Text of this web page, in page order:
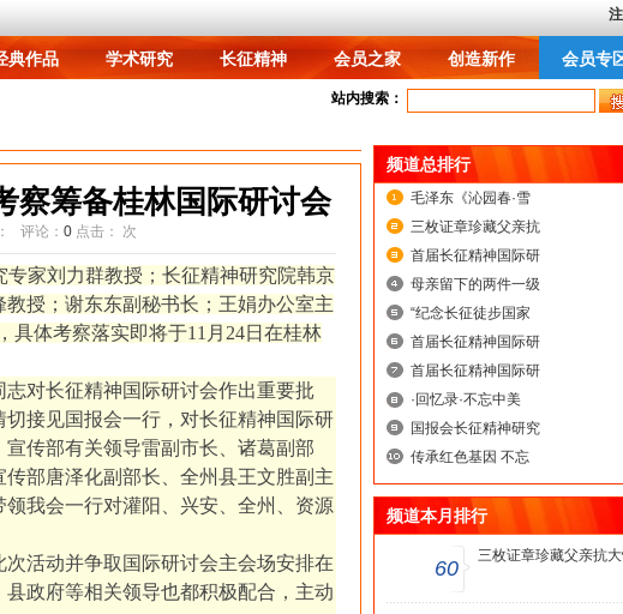
典作品 学术研究 长征精神 会员之家 创造新作 会员专
会员专
站内搜索：
察筹备桂林国际研讨会
评论： 0 点击： 次
专家刘力群教授；长征精神研究院韩京
授；谢东东副秘书长；王娟办公室主
具体考察落实即将于11月24日在桂林
对长征精神国际研讨会作出重要批
接见国报会一行，对长征精神国际研
传部有关领导雷副市长、诸葛副部
部唐泽化副部长、全州县王文胜副主
我会一行对灌阳、兴安、全州、资源
活动并争取国际研讨会主会场安排在
政府等相关领导也都积极配合，主动
频道总排行
毛泽东《沁园春·雪
三枚证章珍藏父亲抗
首届长征精神国际研
母亲留下的两件一级
“纪念长征徒步国家
首届长征精神国际研
首届长征精神国际研
·回忆录·不忘中美
国报会长征精神研究
传承红色基因 不忘
频道本月排行
60
三枚证章珍藏父亲抗